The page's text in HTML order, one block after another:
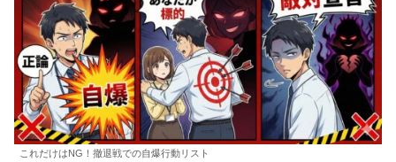
これだけはNG！撤退戦での自爆行動リスト